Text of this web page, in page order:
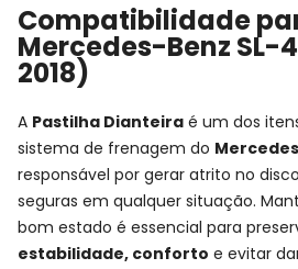
Compatibilidade
Mercedes-Benz SL-
2018)
A Pastilha Dianteira é um dos
sistema de frenagem do
responsável por gerar atrito no
seguras em qualquer situação.
bom estado é essencial para
estabilidade, conforto e evitar